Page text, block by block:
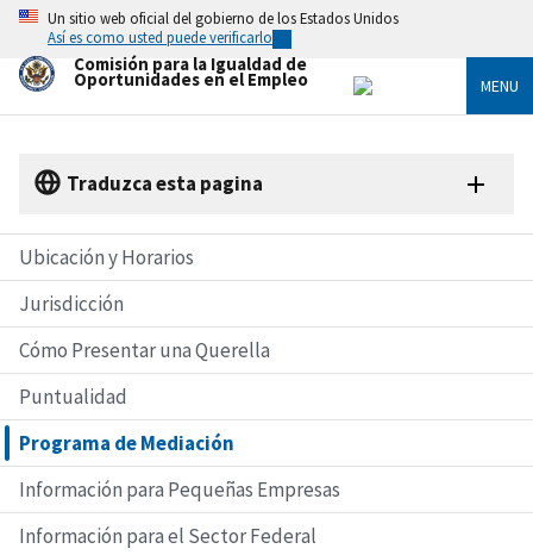
Skip
main
content
Un sitio web oficial del gobierno de los Estados Unidos
Así es como usted puede verificarlo
Comisión para la Igualdad de
Oportunidades en el Empleo MENU
Traduzca esta pagina
Ubicación y Horarios
Jurisdicción
Cómo Presentar una Querella
Puntualidad
Programa de Mediación
Información para Pequeñas Empresas
Información para el Sector Federal